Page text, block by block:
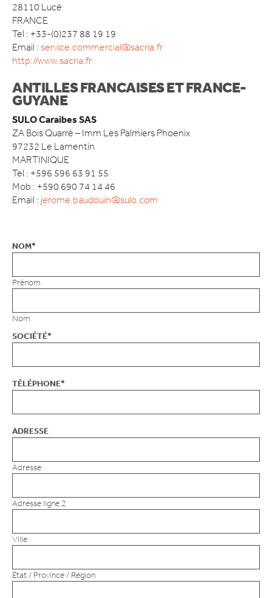
28110 Lucé
FRANCE
Tel : +33-(0)237 88 19 19
Email : service.commercial@sacria.fr
http://www.sacria.fr
ANTILLES FRANCAISES ET FRANCE-
GUYANE
SULO Caraibes SAS
ZA Bois Quarré – Imm Les Palmiers Phoenix
97232 Le Lamentin
MARTINIQUE
Tel : +596 596 63 91 55
Mob : +590 690 74 14 46
Email : jerome.baudouin@sulo.com
NOM*
Prénom
Nom
SOCIÉTÉ*
TÉLÉPHONE*
ADRESSE
Adresse
Adresse ligne 2
Ville
État / Province / Région